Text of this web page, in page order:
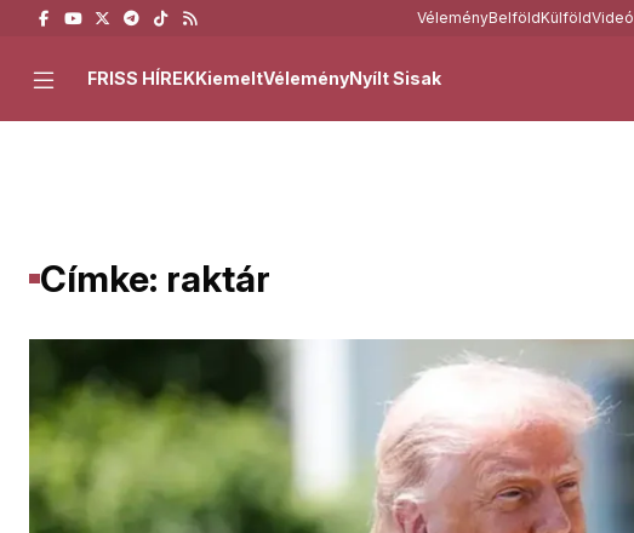
VéleményBelföldKülföldVideó
FRISS HÍREKKiemeltVéleményNyílt Sisak
Címke: raktár